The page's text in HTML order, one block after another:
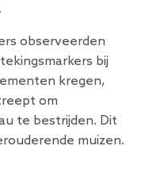
observeerden
bij
kregen,
om
te bestrijden. Dit
muizen.